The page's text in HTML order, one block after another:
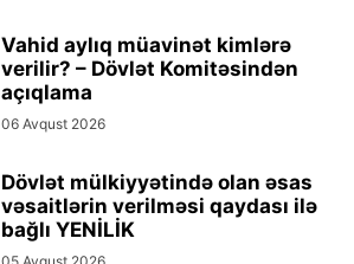
Vahid aylıq müavinət kimlərə
verilir? – Dövlət Komitəsindən
açıqlama
06 Avqust 2026
Dövlət mülkiyyətində olan əsas
vəsaitlərin verilməsi qaydası ilə
bağlı YENİLİK